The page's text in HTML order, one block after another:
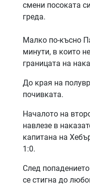
смени посоката
греда.
Малко по-късно
минути, в които
границата на
До края на
почивката.
Началото на
навлезе в
капитана на
1:0.
След
се стигна до